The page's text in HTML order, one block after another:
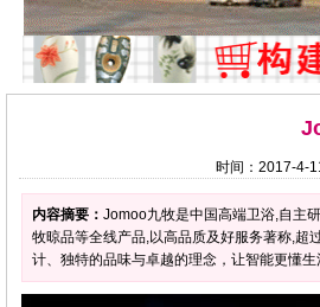
时间：2017-4-
内容摘要： Jomoo九牧是中国高端卫浴,自主
牧晾品等全线产品,以高品质及好服务著称,超
计、独特的品味与卓越的理念，让智能更懂